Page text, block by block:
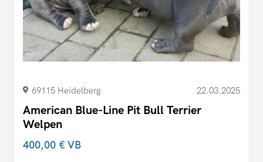
69115 Heidelberg 22.03.2025
American Blue-Line Pit Bull Terrier
Welpen
400,00 €VB